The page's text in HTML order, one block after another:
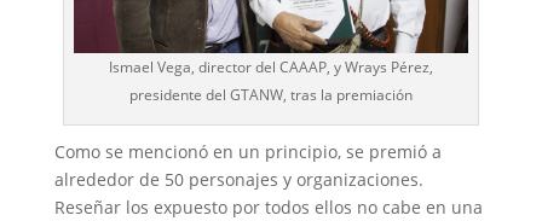
Ismael Vega, director del CAAAP, y Wrays Pérez,
presidente del GTANW, tras la premiación
Como se mencionó en un principio, se premió a
alrededor de 50 personajes y organizaciones.
Reseñar los expuesto por todos ellos no cabe en una